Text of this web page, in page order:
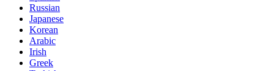
Russian
Japanese
Korean
Arabic
Irish
Greek